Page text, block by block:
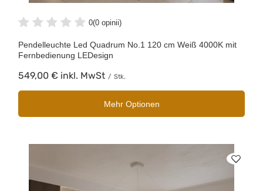
0(0 opinii)
Pendelleuchte Led Quadrum No.1 120 cm Weiß 4000K mit
Fernbedienung LEDesign
549,00 € inkl. MwSt / Stk.
Mehr Optionen